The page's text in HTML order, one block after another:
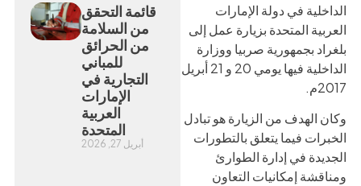
قائمة التحقق
من السلامة
من الحرائق
للمباني
التجارية في
الإمارات
العربية
المتحدة
أبريل 27, 2026
الداخلية في دولة الإمارات
العربية المتحدة بزيارة عمل إلى
بلغراد بجمهورية صربيا ووزارة
الداخلية فيها يومي 20 و 21 أبريل
2017م.
وكان الهدف من الزيارة هو تبادل
الخبرات فيما يتعلق بالتطورات
الجديدة في إدارة الطوارئ
ومناقشة إمكانيات التعاون